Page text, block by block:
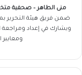
منى الطاهر – صحفية
ضمن فريق هيئة التحرير
ويشارك في إعداد ومراجعة